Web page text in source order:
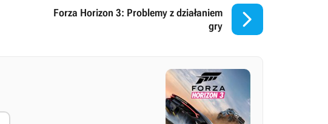
Forza Horizon 3: Problemy z działaniem
gry
